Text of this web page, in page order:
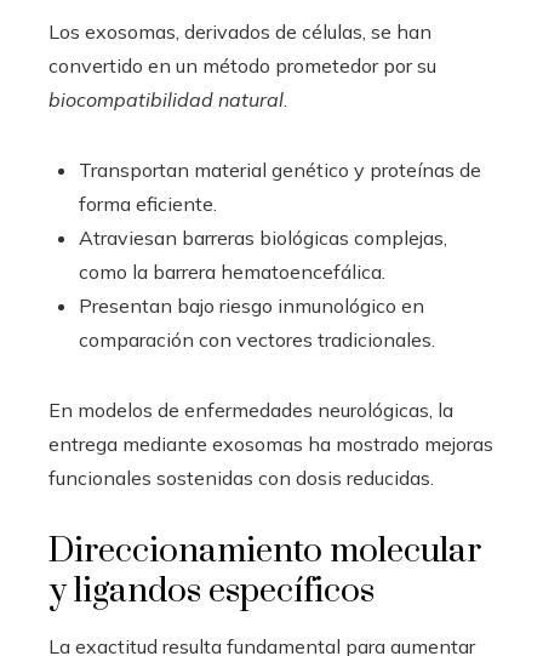
Los exosomas, derivados de células, se han
convertido en un método prometedor por su
biocompatibilidad natural.
Transportan material genético y proteínas de
forma eficiente.
Atraviesan barreras biológicas complejas,
como la barrera hematoencefálica.
Presentan bajo riesgo inmunológico en
comparación con vectores tradicionales.
En modelos de enfermedades neurológicas, la
entrega mediante exosomas ha mostrado mejoras
funcionales sostenidas con dosis reducidas.
Direccionamiento molecular
y ligandos específicos
La exactitud resulta fundamental para aumentar